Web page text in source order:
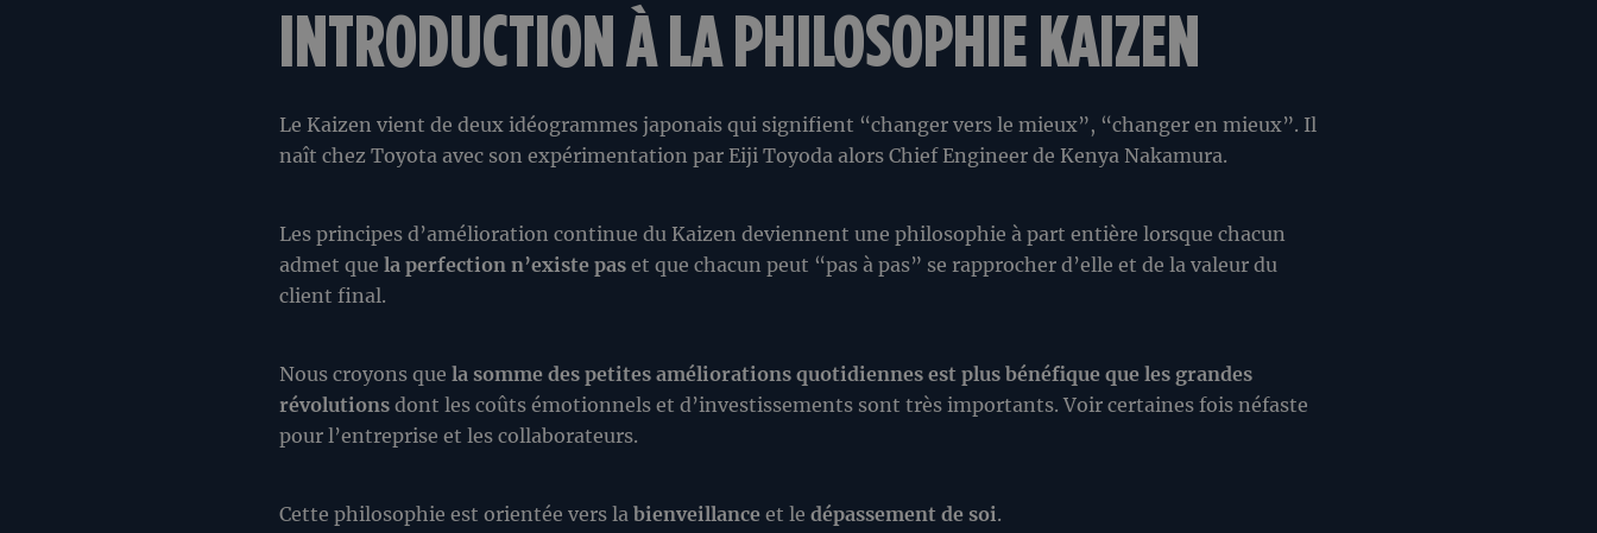
INTRODUCTION À LA PHILOSOPHIE KAIZEN
Le Kaizen vient de deux idéogrammes japonais qui signifient “changer vers le mieux”, “changer en mieux”. Il
naît chez Toyota avec son expérimentation par Eiji Toyoda alors Chief Engineer de Kenya Nakamura.
Les principes d’amélioration continue du Kaizen deviennent une philosophie à part entière lorsque chacun
admet quela perfection n’existe pas et que chacun peut “pas à pas” se rapprocher d’elle et de la valeur du
client final.
Nous croyons quela somme des petites améliorations quotidiennes est plus bénéfique que les grandes
révolutions dont les coûts émotionnels et d’investissements sont très importants. Voir certaines fois néfaste
pour l’entreprise et les collaborateurs.
Cette philosophie est orientée vers labienveillance et ledépassement de soi.